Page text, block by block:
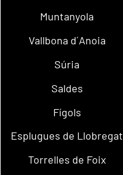
Muntanyola
Vallbona d´Anoia
Súria
Saldes
Fígols
Esplugues de Llobregat
Torrelles de Foix